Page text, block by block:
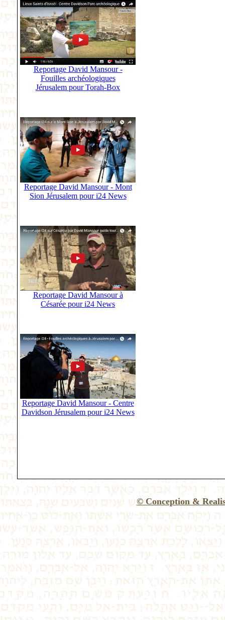
Reportage David Mansour -
Fouilles archéologiques
Jérusalem pour Torah-Box
Reportage David Mansour - Mont
Sion Jérusalem pour i24 News
Reportage David Mansour à
Césarée pour i24 News
Reportage David Mansour - Centre
Davidson Jérusalem pour i24 News
© Conception &